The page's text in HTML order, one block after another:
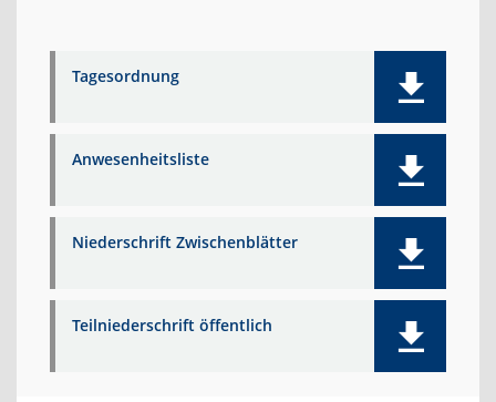
Tagesordnung
Anwesenheitsliste
Niederschrift Zwischenblätter
Teilniederschrift öffentlich